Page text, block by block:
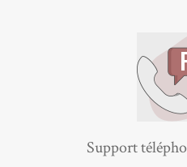
Support